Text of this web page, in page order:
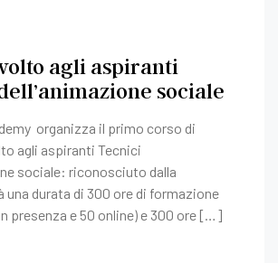
agli aspiranti
sociale
organizza il primo corso di
agli aspiranti Tecnici
sociale: riconosciuto dalla
una durata di 300 ore di formazione
presenza e 50 online) e 300 ore […]